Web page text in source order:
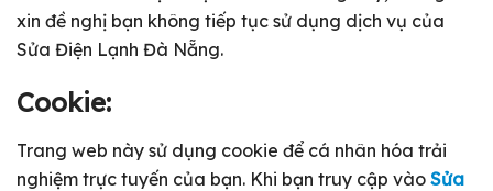
xin đề nghị bạn không tiếp tục sử dụng dịch vụ của
Sửa Điện Lạnh Đà Nẵng.
Cookie:
Trang web này sử dụng cookie để cá nhân hóa trải
nghiệm trực tuyến của bạn. Khi bạn truy cập vào Sửa